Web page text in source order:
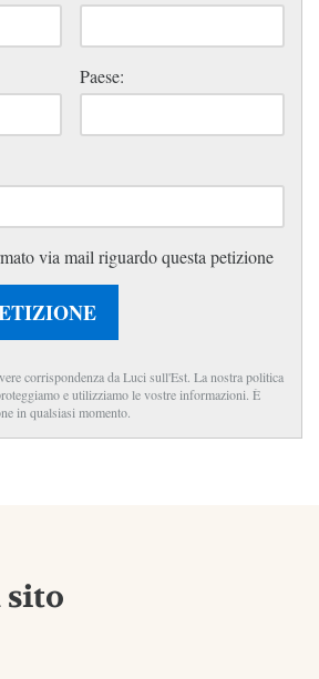
Paese:
via mail riguardo questa petizione
corrispondenza da Luci sull'Est. La nostra politica
e utilizziamo le vostre informazioni. È
in qualsiasi momento.
sito